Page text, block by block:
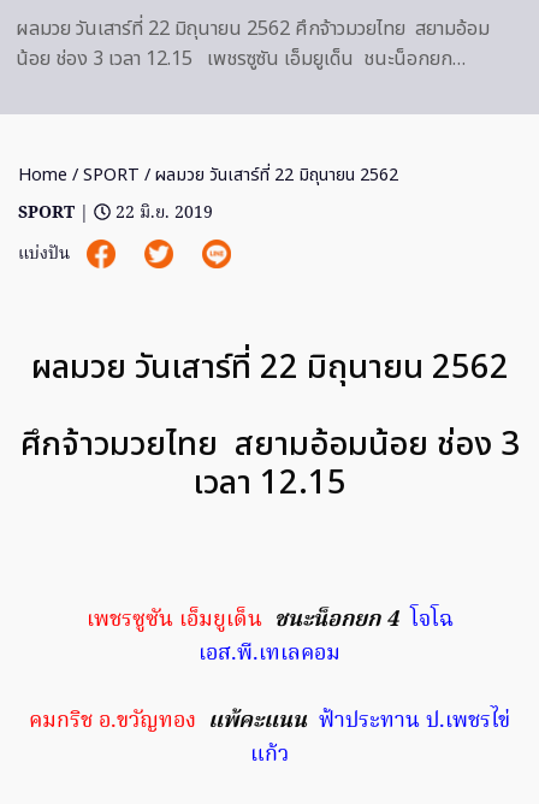
ผลมวย วันเสาร์ที่ 22 มิถุนายน 2562 ศึกจ้าวมวยไทย สยามอ้อม
น้อย ช่อง 3 เวลา 12.15 เพชรซูซัน เอ็มยูเด็น ชนะน็อกยก…
Home /SPORT / ผลมวย วันเสาร์ที่ 22 มิถุนายน 2562
SPORT |
22 มิ.ย. 2019
แบ่งปัน
ผลมวย วันเสาร์ที่ 22 มิถุนายน 2562
ศึกจ้าวมวยไทย สยามอ้อมน้อย ช่อง 3
เวลา 12.15
เพชรซูซัน เอ็มยูเด็น ชนะน็อกยก 4 โจโฉ
เอส.พี.เทเลคอม
คมกริช อ.ขวัญทอง แพ้คะแนน ฟ้าประทาน ป.เพชรไข่
แก้ว